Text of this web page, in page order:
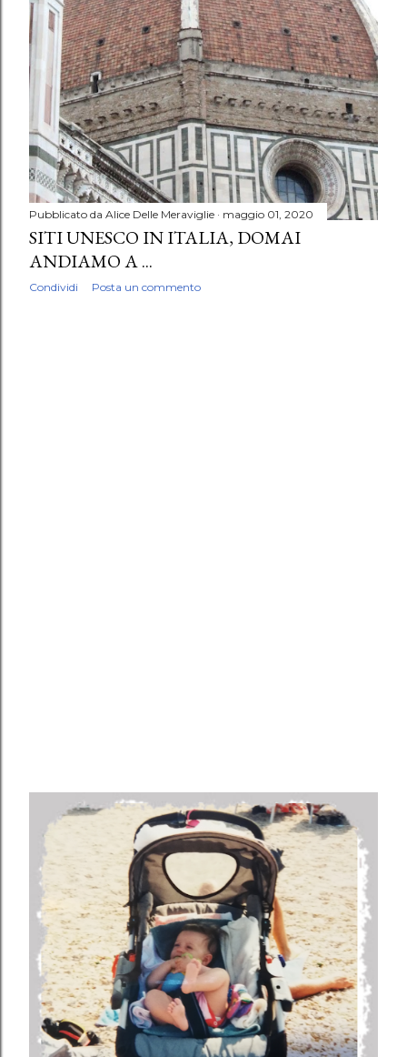
Pubblicato da Alice Delle Meraviglie maggio 01, 2020
SITI UNESCO IN ITALIA, DOMAI
ANDIAMO A ...
Condividi Posta un commento